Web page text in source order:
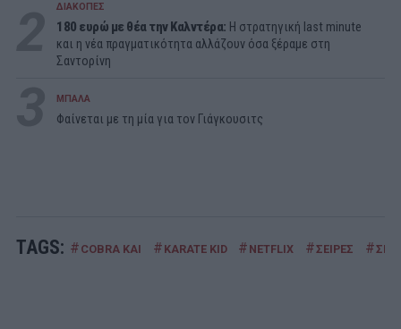
ΔΙΑΚΟΠΕΣ
180 ευρώ με θέα την Καλντέρα: Η στρατηγική last minute
και η νέα πραγματικότητα αλλάζουν όσα ξέραμε στη
Σαντορίνη
ΜΠΑΛΑ
Φαίνεται με τη μία για τον Γιάγκουσιτς
TAGS: # COBRA KAI # KARATE KID # NETFLIX #ΣΕΙΡΕΣ #